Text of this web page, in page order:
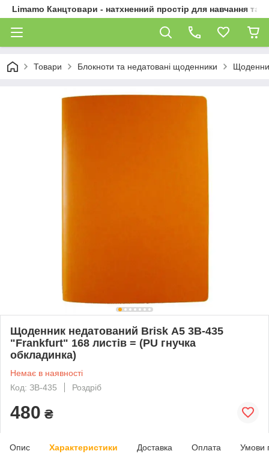
Limamo Канцтовари - натхненний простір для навчання та
Товари Блокноти та недатовані щоденники
Щоденник недатований Brisk А5 3В-435
"Frankfurt" 168 листів = (PU гнучка
обкладинка)
Немає в наявності
Код: ЗВ-435
Роздріб
480 ₴
Опис Характеристики Доставка Оплата Умови